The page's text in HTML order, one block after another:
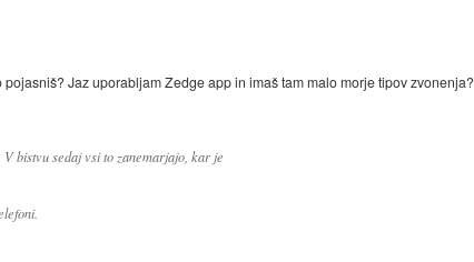
Jaz uporabljam Zedge app in imaš tam malo morje tipov zvonenja?
bistvu sedaj vsi to zanemarjajo, kar je